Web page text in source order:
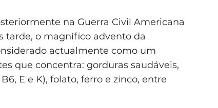
na Guerra Civil Americana
tarde, o magnífico advento da
actualmente como um
que concentra: gorduras saudáveis,
E e K), folato, ferro e zinco, entre